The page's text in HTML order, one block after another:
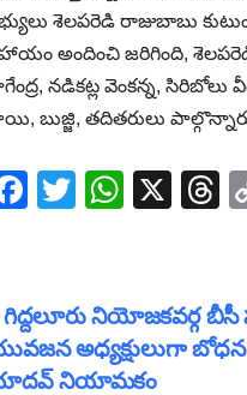
శెలపరెడి రాజుబాబు
అందించి జరిగింది,
నడికట్ల వెంకన్న, సిరిబోలు
బుజ్జి, తదితరులు
F
e
b
o
T
er
W
s
A
p
X
T
a
d
గిద్దలూరు నియోజకవర్గ బీసీ
అధ్యక్షులుగా
నియామకం